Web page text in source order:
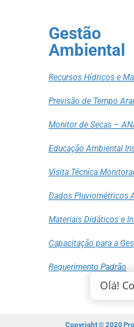
Gestão
Ambiental
Recursos Hídricos e
Previsão de Tempo
Monitor de Secas –
Educação Ambiental
Visita Técnica
Dados Pluviométricos
Materiais Didáticos e
Capacitação para a
Requerimento Padrão
Copyright © 2020
Olá!